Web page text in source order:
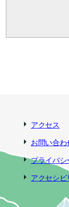
アクセス
お問い合わ
プライバシ
アクセシビ